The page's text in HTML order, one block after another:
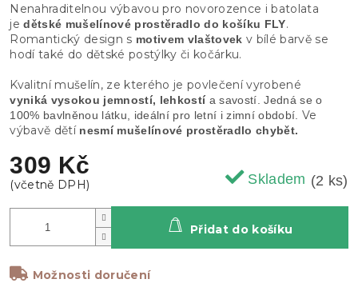
309 Kč
Skladem (2 ks)
Možnosti doručení
Přidat do košíku
Nenahraditelnou výbavou pro novorozence i batolata
jedětské mušelínové prostěradlo do košíku FLY.
Romantický design s motivem vlaštovek v bílé barvě se
hodí také do dětské postýlky či kočárku.
Kvalitní mušelín, ze kterého je povlečení vyrobené
vyniká vysokou jemností, lehkostía savostí. Jedná se o
100% bavlněnou látku, ideální pro letní i zimní období. Ve
výbavě dětí nesmí mušelínové prostěradlo chybět.